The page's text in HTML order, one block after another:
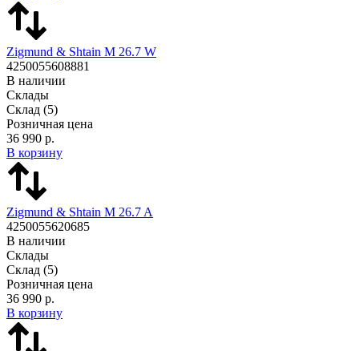
Zigmund & Shtain M 26.7 W
4250055608881
В наличии
Склады
Склад (5)
Розничная цена
36 990 р.
В корзину
Zigmund & Shtain M 26.7 A
4250055620685
В наличии
Склады
Склад (5)
Розничная цена
36 990 р.
В корзину